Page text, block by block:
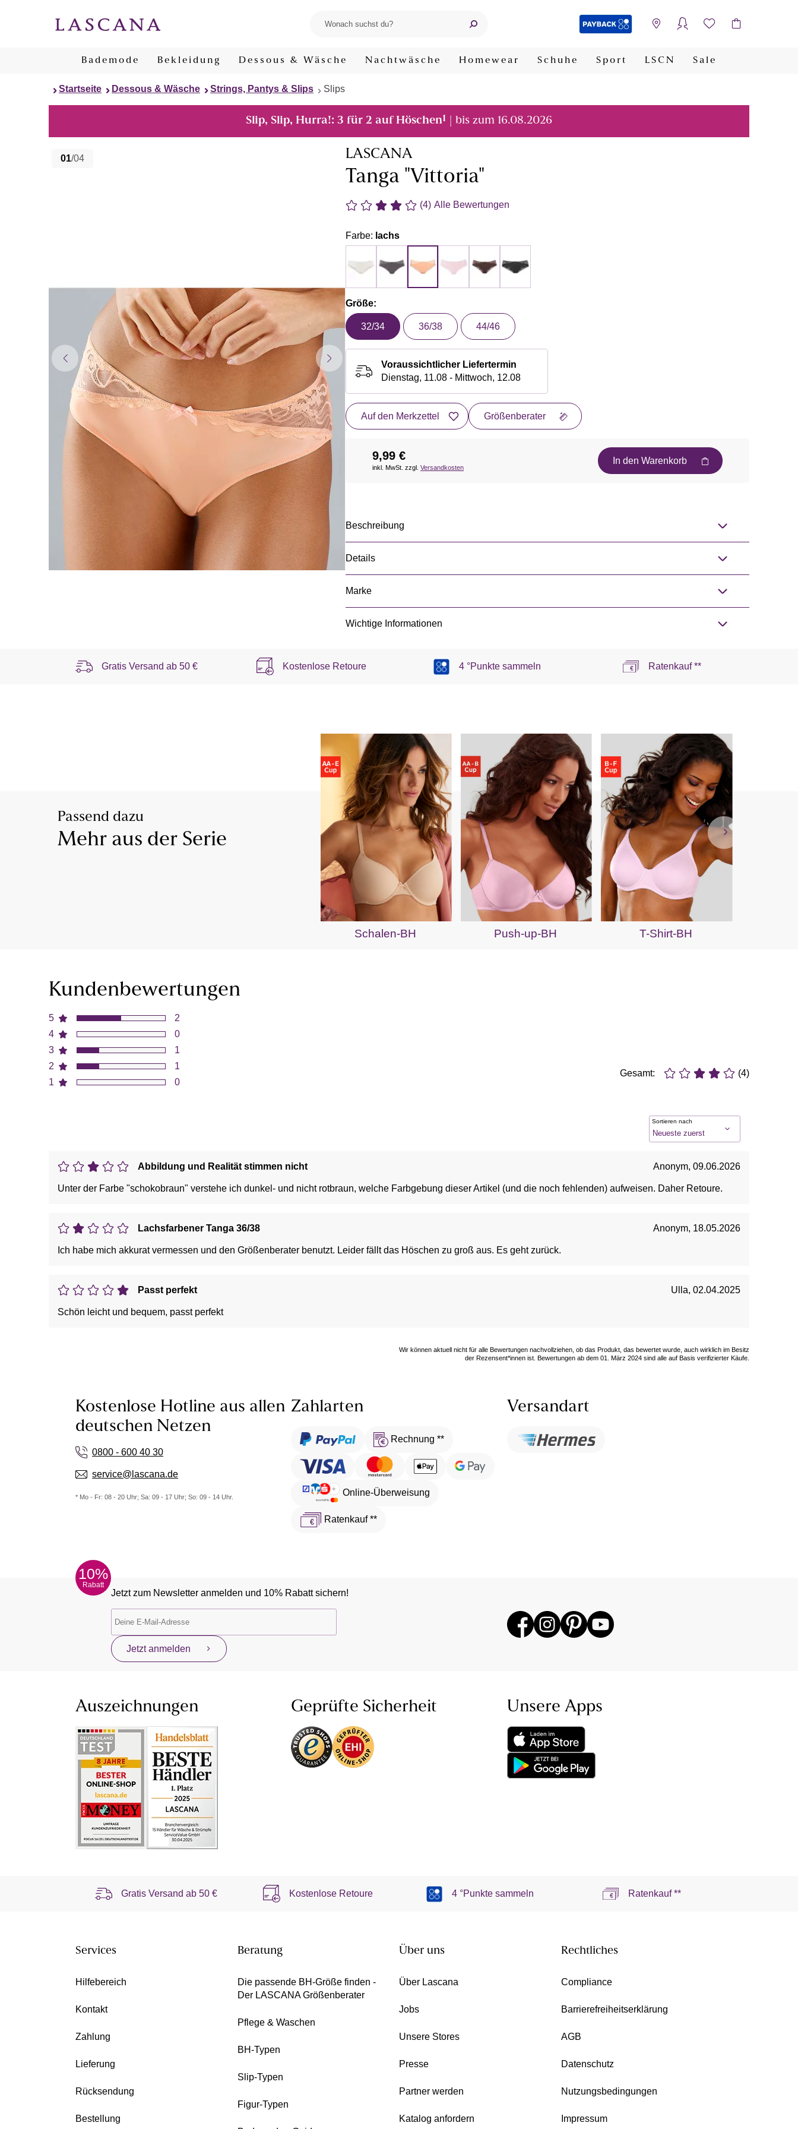
Bademode Bekleidung Dessous & Wäsche Nachtwäsche Homewear Schuhe Sport LSCN Sale
Startseite Dessous & Wäsche Strings, Pantys & Slips Slips
Slip, Slip, Hurra!: 3 für 2 auf Höschen1 | bis zum 16.08.2026
01/04 LASCANA
Tanga "Vittoria"
(4) Alle Bewertungen
Farbe: lachs
Größe:
32/34 36/38 44/46
Voraussichtlicher Liefertermin
Dienstag, 11.08 - Mittwoch, 12.08
Auf den Merkzettel Größenberater
9,99 €
inkl. MwSt. zzgl. Versandkosten
In den Warenkorb
Beschreibung
Details
Marke
Wichtige Informationen
Gratis Versand ab 50 € Kostenlose Retoure 4 °Punkte sammeln Ratenkauf **
Passend dazu
Mehr aus der Serie
Schalen-BH Push-up-BH T-Shirt-BH
Kundenbewertungen
5
4
3
2
1
2
0
1
1
0
Gesamt: (4)
Sortieren nach
Abbildung und Realität stimmen nicht Anonym, 09.06.2026
Unter der Farbe "schokobraun" verstehe ich dunkel- und nicht rotbraun, welche Farbgebung dieser Artikel (und die noch fehlenden) aufweisen. Daher Retoure.
Lachsfarbener Tanga 36/38 Anonym, 18.05.2026
Ich habe mich akkurat vermessen und den Größenberater benutzt. Leider fällt das Höschen zu groß aus. Es geht zurück.
Passt perfekt Ulla, 02.04.2025
Schön leicht und bequem, passt perfekt
Wir können aktuell nicht für alle Bewertungen nachvollziehen, ob das Produkt, das bewertet wurde, auch wirklich im Besitz
der Rezensent*innen ist. Bewertungen ab dem 01. März 2024 sind alle auf Basis verifizierter Käufe.
Kostenlose Hotline aus allen
deutschen Netzen
0800 - 600 40 30
service@lascana.de
* Mo - Fr: 08 - 20 Uhr; Sa: 09 - 17 Uhr; So: 09 - 14 Uhr.
Zahlarten
Rechnung **
Online-Überweisung
Ratenkauf **
Versandart
10%
Rabatt
Jetzt zum Newsletter anmelden und 10% Rabatt sichern!
Jetzt anmelden
Auszeichnungen Geprüfte Sicherheit Unsere Apps
Gratis Versand ab50 € Kostenlose Retoure 4 °Punkte sammeln Ratenkauf **
Services
Hilfebereich
Kontakt
Zahlung
Lieferung
Rücksendung
Bestellung
Beratung
Die passende BH-Größe finden -
Der LASCANA Größenberater
Pflege & Waschen
BH-Typen
Slip-Typen
Figur-Typen
Über uns
Über Lascana
Jobs
Unsere Stores
Presse
Partner werden
Katalog anfordern
Rechtliches
Compliance
Barrierefreiheitserklärung
AGB
Datenschutz
Nutzungsbedingungen
Impressum